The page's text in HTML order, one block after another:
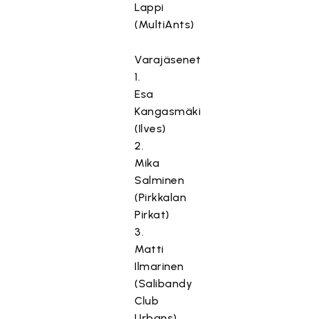
Lappi
(MultiAnts)
Varajäsenet
1.
Esa
Kangasmäki
(Ilves)
2.
Mika
Salminen
(Pirkkalan
Pirkat)
3.
Matti
Ilmarinen
(Salibandy
Club